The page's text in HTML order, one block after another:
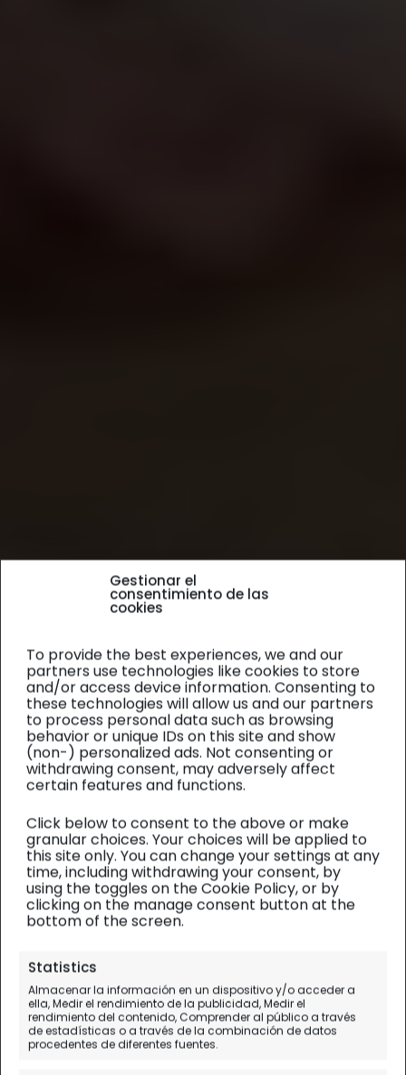
Gestionar el
consentimiento de las
cookies
To provide the best experiences, we and our
partners use technologies like cookies to store
and/or access device information. Consenting to
these technologies will allow us and our partners
to process personal data such as browsing
behavior or unique IDs on this site and show
(non-) personalized ads. Not consenting or
withdrawing consent, may adversely affect
certain features and functions.
Click below to consent to the above or make
granular choices. Your choices will be applied to
this site only. You can change your settings at any
time, including withdrawing your consent, by
using the toggles on the Cookie Policy, or by
clicking on the manage consent button at the
bottom of the screen.
Statistics
Almacenar la información en un dispositivo y/o acceder a
ella, Medir el rendimiento de la publicidad, Medir el
rendimiento del contenido, Comprender al público a través
de estadísticas o a través de la combinación de datos
procedentes de diferentes fuentes.
Esteiro, el pueblo de las
carrilanas de madera más
famosas